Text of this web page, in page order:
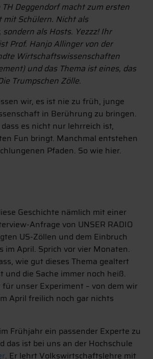
Deggendorf macht zum ersten
mit Schülern. Nicht als
sondern als Hosts. Yezzz! Ihr
Prof. Hanjo Allinger von der
Wirtschaftswissenschaften
und das Thema ist eines, das
Trumpschen Zölle.
wir, es ist nie zu früh, junge
in Berührung zu bringen.
es nicht nur lehrreich ist,
Fun bringt. Manchmal entstehen
Pfaden. So wie hier.
Geschichte nämlich mit einer
Anfrage von UNSER RADIO
US-Zöllen und dem Einbruch
im April. Sprich vor vier Monaten.
wie gut dieses Thema gealtert
und die Sache immer noch heiß.
unser Experiment – von dem wir
April freilich noch gar nichts
Frühjahr ein passender Experte zu
das ist bei uns an der Hochschule
. Er lehrt Volkswirtschaftslehre mit